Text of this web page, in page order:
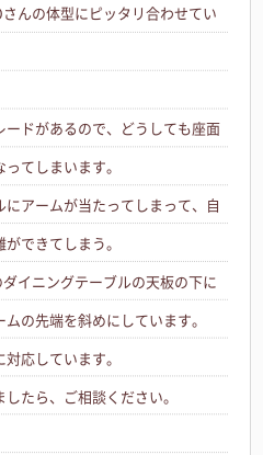
んの体型にピッタリ合わせてい
ドがあるので、どうしても座面
てしまいます。
アームが当たってしまって、自
できてしまう。
イニングテーブルの天板の下に
の先端を斜めにしています。
応しています。
たら、ご相談ください。